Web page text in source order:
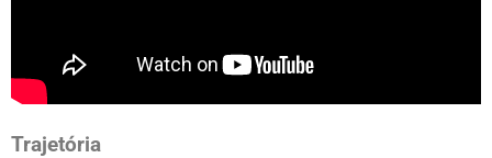
Trajetória